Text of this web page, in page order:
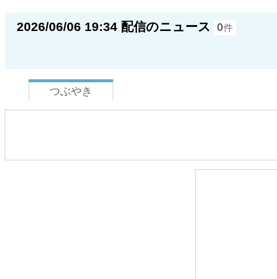
2026/06/06 19:34 配信のニュース 0件
つぶやき